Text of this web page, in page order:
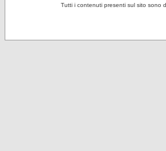
Tutti i contenuti presenti sul sito sono